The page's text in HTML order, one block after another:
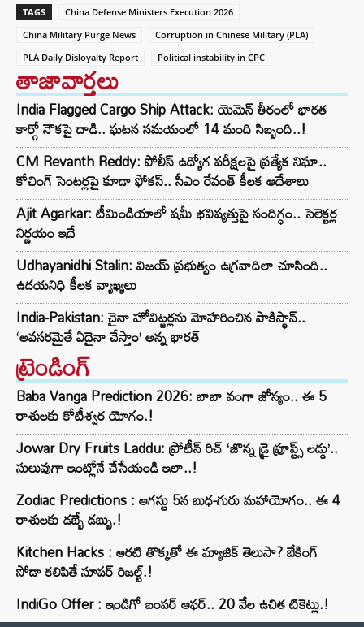
TAGS
China Defense Ministers Execution 2026
China Military Purge News
Corruption in Chinese Military (PLA)
PLA Daily Disloyalty Report
Political instability in CPC
తాజావార్తలు
India Flagged Cargo Ship Attack: యెమెన్ తీరంలో భారత
కార్గో నౌకపై దాడి.. ఘటన సమయంలో 14 మంది సిబ్బంది..!
CM Revanth Reddy: పోలీస్ ఉద్యోగ పరీక్షలపై ప్రత్యేక నిఘా..
కోచింగ్ సెంటర్లపై కూడా ఫోకస్.. సీఎం రేవంత్ కీలక ఆదేశాలు
Ajit Agarkar: టీమిండియాలో షమీ భవిష్యత్తుపై సందిగ్ధం.. సెలెక్టర్ల
నిర్ణయం ఇదే
Udhayanidhi Stalin: విజయ్ ప్రభుత్వం ఉగ్రవాదిలా చూసింది..
ఉదయనిధి కీలక వ్యాఖ్యలు
India-Pakistan: చైనా హోవిట్జర్లను మోహరించిన పాకిస్థాన్..
‘అవసరమైతే ఏదైనా చేస్తాం’ అన్న భారత్
ట్రెండింగ్‌
Baba Vanga Prediction 2026: బాబా వంగా జోస్యం.. ఈ 5
రాశులకు కోటీశ్వర యోగం.!
Jowar Dry Fruits Laddu: ప్రోటీన్ రిచ్ ‘జొన్న డ్రై ఫ్రూప్ట్స్ లడ్డు’..
సులువుగా ఇంట్లోనే చేసేయండి ఇలా..!
Zodiac Predictions : ఆగస్టు 5న బుధ-గురు మహాయోగం.. ఈ 4
రాశులకు డబ్బే డబ్బు.!
Kitchen Hacks : అరటి తొక్కతో ఈ మ్యాజిక్ తెలుసా? బేకింగ్
సోడా కలిపితే సూపర్ రిజల్ట్.!
IndiGo Offer : ఇండిగో బంపర్ ఆఫర్.. 20 వేల ఉచిత టికెట్లు.!